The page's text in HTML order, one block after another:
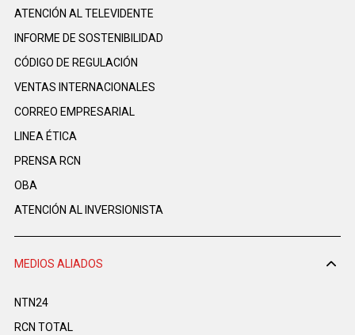
ATENCIÓN AL TELEVIDENTE
INFORME DE SOSTENIBILIDAD
CÓDIGO DE REGULACIÓN
VENTAS INTERNACIONALES
CORREO EMPRESARIAL
LINEA ÉTICA
PRENSA RCN
OBA
ATENCIÓN AL INVERSIONISTA
MEDIOS ALIADOS
NTN24
RCN TOTAL